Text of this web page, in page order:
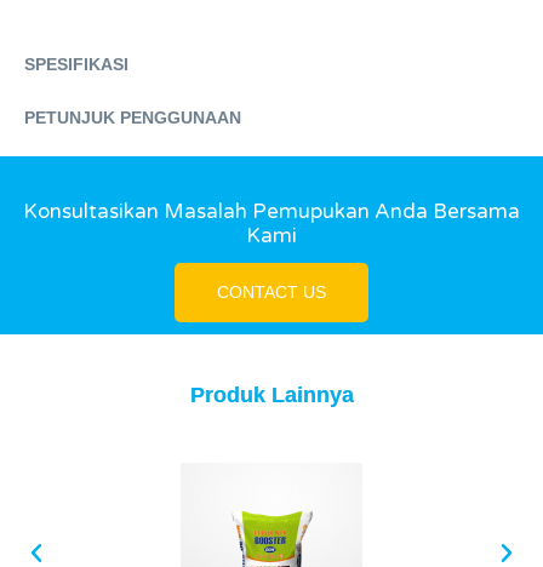
SPESIFIKASI
PETUNJUK PENGGUNAAN
Konsultasikan Masalah Pemupukan Anda Bersama
Kami
CONTACT US
Produk Lainnya